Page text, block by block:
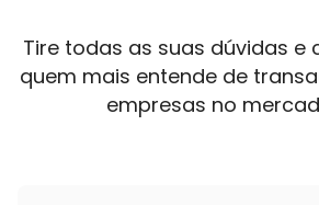
Tire todas as suas dúvidas e
quem mais entende de
empresas no